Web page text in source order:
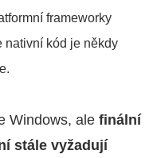
frameworky
nativní kód je někdy
Windows, ale finální
stále vyžadují